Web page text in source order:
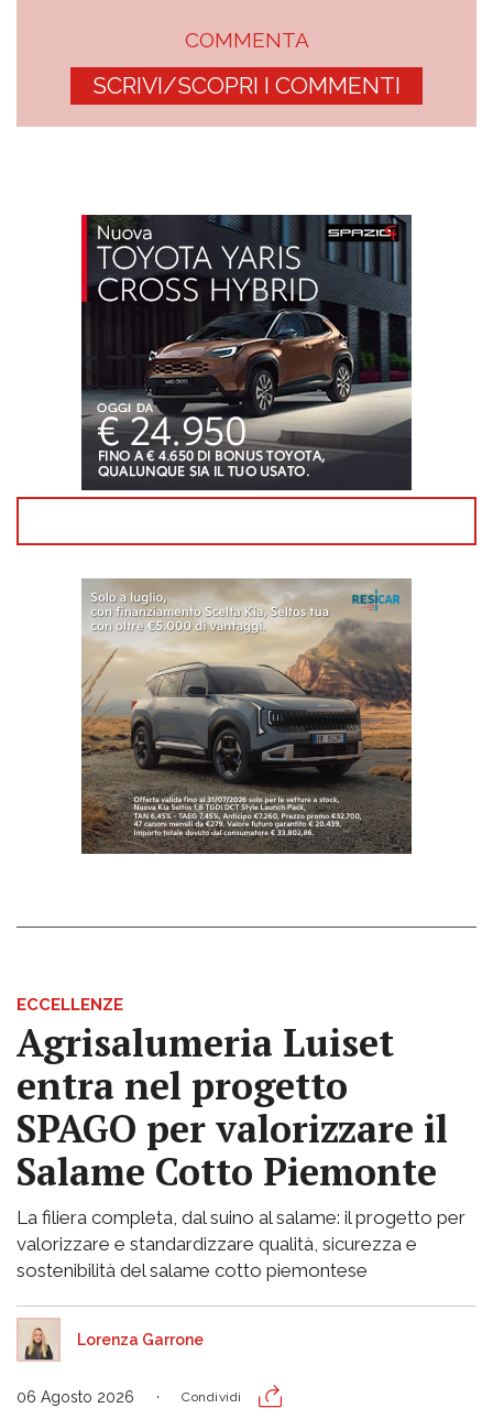
COMMENTA
SCRIVI/SCOPRI I COMMENTI
ECCELLENZE
Agrisalumeria Luiset
entra nel progetto
SPAGO per valorizzare il
Salame Cotto Piemonte
La filiera completa, dal suino al salame: il progetto per
valorizzare e standardizzare qualità, sicurezza e
sostenibilità del salame cotto piemontese
Lorenza Garrone
06 Agosto 2026 Condividi